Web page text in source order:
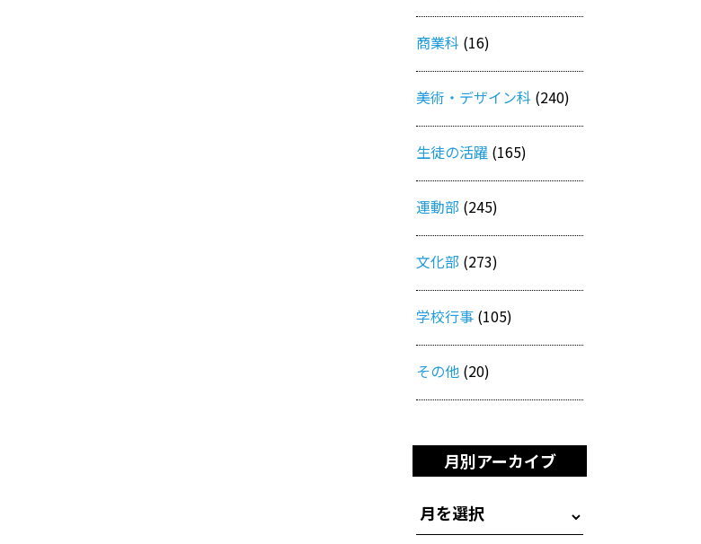
商業科 (16)
美術・デザイン科 (240)
生徒の活躍 (165)
運動部 (245)
文化部 (273)
学校行事 (105)
その他 (20)
月別アーカイブ